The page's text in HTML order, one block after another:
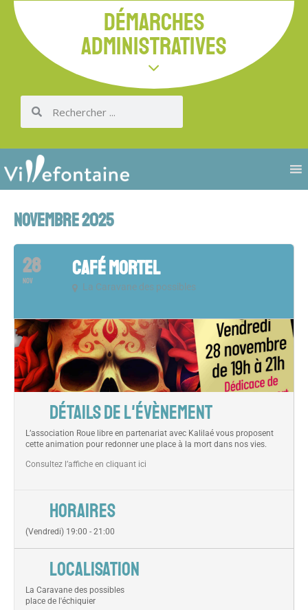
DÉMARCHES
ADMINISTRATIVES
NOVEMBRE 2025
28
NOV
CAFÉ MORTEL
La Caravane des possibles
DÉTAILS DE L'ÉVÈNEMENT
L’association Roue libre en partenariat avec Kalilaé vous proposent
cette animation pour redonner une place à la mort dans nos vies.
Consultez l’affiche en cliquant ici
HORAIRES
(Vendredi) 19:00 - 21:00
LOCALISATION
La Caravane des possibles
place de l'échiquier